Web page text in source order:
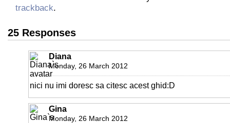
trackback.
25 Responses
Diana
Monday, 26 March 2012
nici nu imi doresc sa citesc acest ghid:D
Gina
Monday, 26 March 2012